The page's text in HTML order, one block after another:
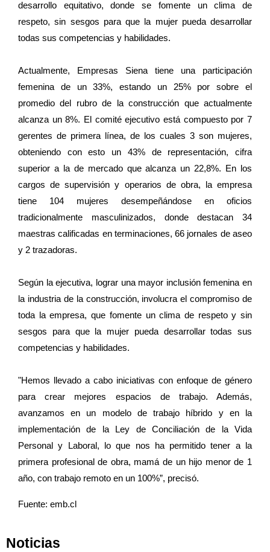
desarrollo equitativo, donde se fomente un clima de
respeto, sin sesgos para que la mujer pueda desarrollar
todas sus competencias y habilidades.
Actualmente, Empresas Siena tiene una participación
femenina de un 33%, estando un 25% por sobre el
promedio del rubro de la construcción que actualmente
alcanza un 8%. El comité ejecutivo está compuesto por 7
gerentes de primera línea, de los cuales 3 son mujeres,
obteniendo con esto un 43% de representación, cifra
superior a la de mercado que alcanza un 22,8%. En los
cargos de supervisión y operarios de obra, la empresa
tiene 104 mujeres desempeñándose en oficios
tradicionalmente masculinizados, donde destacan 34
maestras calificadas en terminaciones, 66 jornales de aseo
y 2 trazadoras.
Según la ejecutiva, lograr una mayor inclusión femenina en
la industria de la construcción, involucra el compromiso de
toda la empresa, que fomente un clima de respeto y sin
sesgos para que la mujer pueda desarrollar todas sus
competencias y habilidades.
"Hemos llevado a cabo iniciativas con enfoque de género
para crear mejores espacios de trabajo. Además,
avanzamos en un modelo de trabajo híbrido y en la
implementación de la Ley de Conciliación de la Vida
Personal y Laboral, lo que nos ha permitido tener a la
primera profesional de obra, mamá de un hijo menor de 1
año, con trabajo remoto en un 100%”, precisó.
Fuente: emb.cl
Noticias